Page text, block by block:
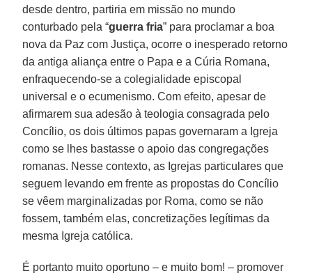
desde dentro, partiria em missão no mundo
conturbado pela “guerra fria” para proclamar a boa
nova da Paz com Justiça, ocorre o inesperado retorno
da antiga aliança entre o Papa e a Cúria Romana,
enfraquecendo-se a colegialidade episcopal
universal e o ecumenismo. Com efeito, apesar de
afirmarem sua adesão à teologia consagrada pelo
Concílio, os dois últimos papas governaram a Igreja
como se lhes bastasse o apoio das congregações
romanas. Nesse contexto, as Igrejas particulares que
seguem levando em frente as propostas do Concílio
se vêem marginalizadas por Roma, como se não
fossem, também elas, concretizações legítimas da
mesma Igreja católica.
É portanto muito oportuno – e muito bom! – promover